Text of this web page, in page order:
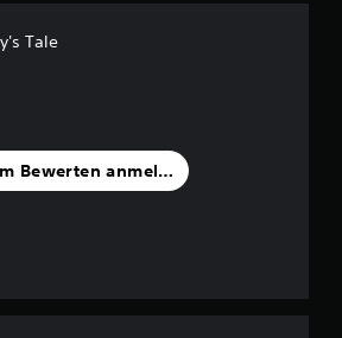
Tale
Bewerten anmelden